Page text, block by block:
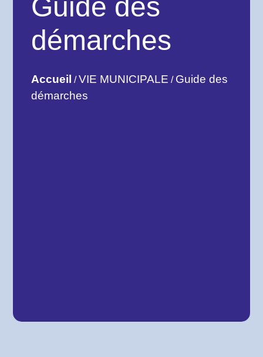
Guide des
démarches
Accueil /VIE MUNICIPALE / Guide des
démarches